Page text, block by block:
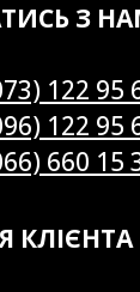
З
122 95
122 95
660 15
КЛІЄНТА